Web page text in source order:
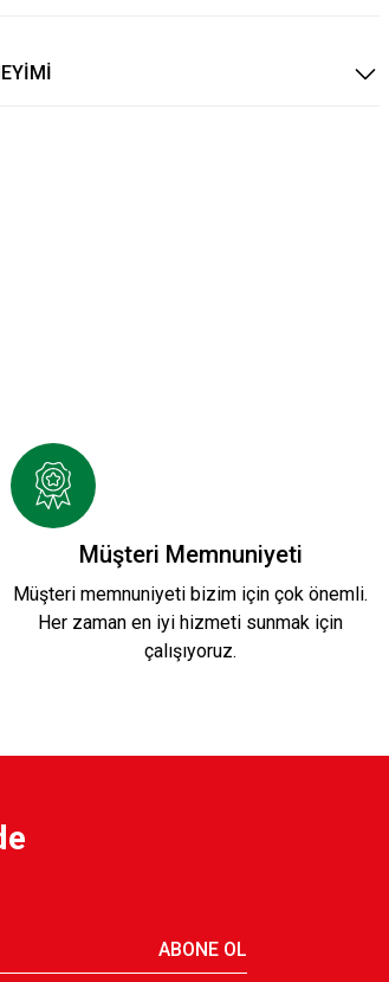
Müşteri Memnuniyeti
Müşteri memnuniyeti bizim için çok önemli.
Her zaman en iyi hizmeti sunmak için
çalışıyoruz.
ABONE OL